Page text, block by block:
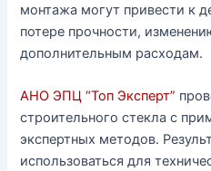
монтажа могут привести к
потере прочности,
дополнительным расходам.
АНО ЭПЦ “Топ Эксперт”
строительного стекла с
экспертных методов.
использоваться для